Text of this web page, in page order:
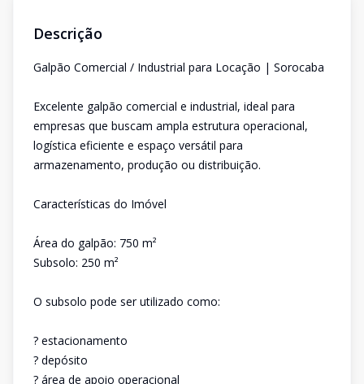
Descrição
Galpão Comercial / Industrial para Locação | Sorocaba
Excelente galpão comercial e industrial, ideal para
empresas que buscam ampla estrutura operacional,
logística eficiente e espaço versátil para
armazenamento, produção ou distribuição.
Características do Imóvel
Área do galpão: 750 m²
Subsolo: 250 m²
O subsolo pode ser utilizado como:
? estacionamento
? depósito
? área de apoio operacional